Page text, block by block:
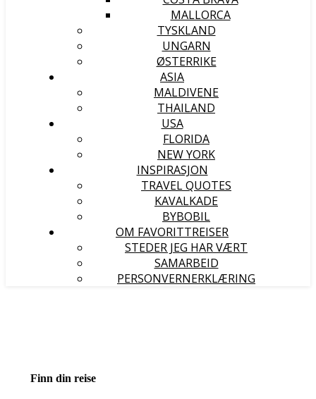
MALLORCA
TYSKLAND
UNGARN
ØSTERRIKE
ASIA
MALDIVENE
THAILAND
USA
FLORIDA
NEW YORK
INSPIRASJON
TRAVEL QUOTES
KAVALKADE
BYBOBIL
OM FAVORITTREISER
STEDER JEG HAR VÆRT
SAMARBEID
PERSONVERNERKLÆRING
Finn din reise